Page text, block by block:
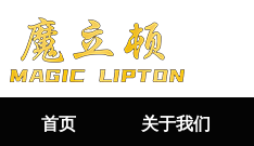
首页 关于我们